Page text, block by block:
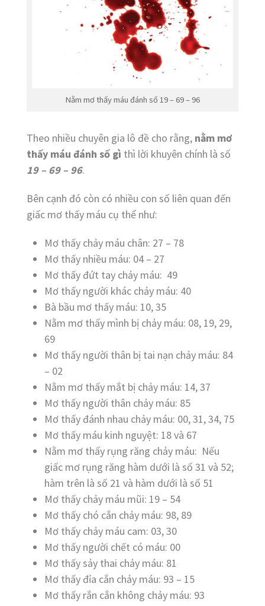
Nằm mơ thấy máu đánh số 19 – 69 – 96
Theo nhiều chuyên gia lô đề cho rằng, nằm mơ
thấy máu đánh số gì thì lời khuyên chính là số
19 – 69 – 96.
Bên cạnh đó còn có nhiều con số liên quan đến
giấc mơ thấy máu cụ thể như:
Mơ thấy chảy máu chân: 27 – 78
Mơ thấy nhiều máu: 04 – 27
Mơ thấy đứt tay chảy máu: 49
Mơ thấy người khác chảy máu: 40
Bà bầu mơ thấy máu: 10, 35
Nằm mơ thấy mình bị chảy máu: 08, 19, 29,
69
Mơ thấy người thân bị tai nạn chảy máu: 84
– 02
Nằm mơ thấy mắt bị chảy máu: 14, 37
Mơ thấy người thân chảy máu: 85
Mơ thấy đánh nhau chảy máu: 00, 31, 34, 75
Mơ thấy máu kinh nguyệt: 18 và 67
Nằm mơ thấy rụng răng chảy máu: Nếu
giấc mơ rụng răng hàm dưới là số 31 và 52;
hàm trên là số 21 và hàm dưới là số 51
Mơ thấy chảy máu mũi: 19 – 54
Mơ thấy chó cắn chảy máu: 98, 89
Mơ thấy chảy máu cam: 03, 30
Mơ thấy người chết có máu: 00
Mơ thấy sảy thai chảy máu: 81
Mơ thấy đỉa cắn chảy máu: 93 – 15
Mơ thấy rắn cắn không chảy máu: 93